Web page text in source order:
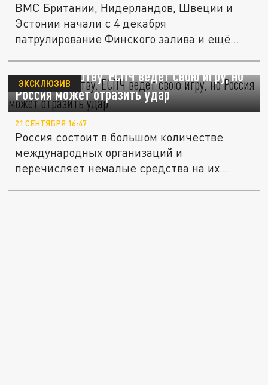
ВМС Британии, Нидерландов, Швеции и
Эстонии начали с 4 декабря
патрулирование Финского залива и ещё
Выбирая жертву. ЕСПЧ ведёт свою игру, но
Россия может отразить удар
ЭКСКЛЮЗИВ
21 СЕНТЯБРЯ 16:47
Россия состоит в большом количестве
международных организаций и
перечисляет немалые средства на их...